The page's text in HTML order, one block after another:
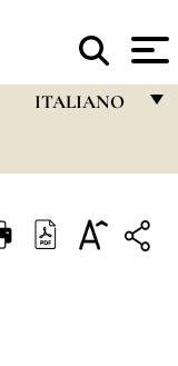
ITALIANO
ITALIANO